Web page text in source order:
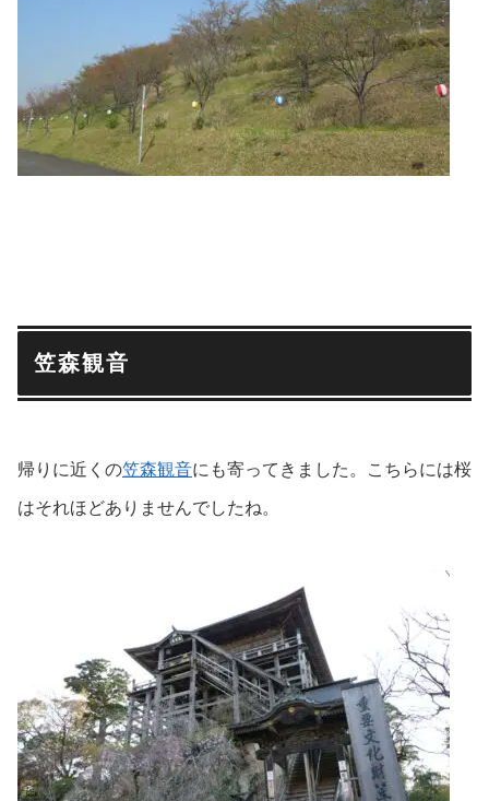
笠森観音
帰りに近くの笠森観音にも寄ってきました。こちらには桜
はそれほどありませんでしたね。